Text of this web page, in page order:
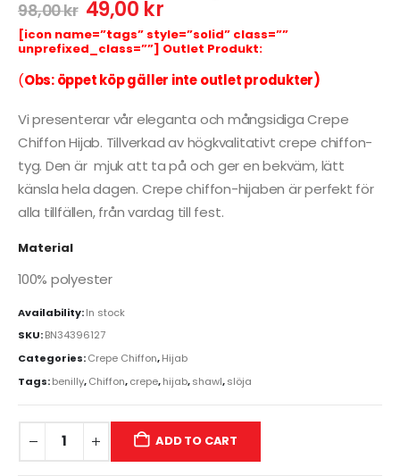
98,00kr 49,00 kr
[icon name=”tags” style=”solid” class=””
unprefixed_class=””] Outlet Produkt:
(Obs: öppet köp gäller inte outlet produkter)
Vi presenterar vår eleganta och mångsidiga Crepe
Chiffon Hijab. Tillverkad av högkvalitativt crepe chiffon-
tyg. Den är mjuk att ta på och ger en bekväm, lätt
känsla hela dagen. Crepe chiffon-hijaben är perfekt för
alla tillfällen, från vardag till fest.
Material
100% polyester
Availability:In stock
SKU:BN34396127
Categories:Crepe Chiffon,Hijab
Tags:benilly,Chiffon,crepe,hijab,shawl,slöja
ADD TO CART